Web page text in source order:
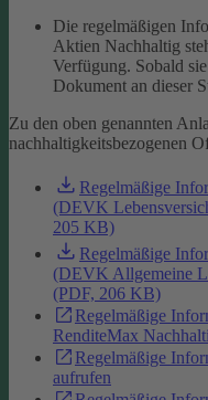
Die regelmäßigen
Aktien Nachhaltig
Verfügung. Sobald
Dokument an dieser
Zu den oben genannten
nachhaltigkeitsbezogenen
Regelmäßige
(DEVK
205 KB)
Regelmäßige
(DEVK Allgemeine
(PDF, 206 KB)
Regelmäßige
RenditeMax
Regelmäßige
aufrufen